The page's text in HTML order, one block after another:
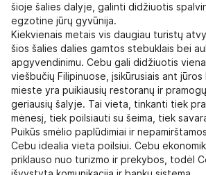
šioje šalies dalyje, galinti didžiuotis
egzotine jūrų gyvūnija.
Kiekvienais metais vis daugiau turistų
šios šalies dalies gamtos stebuklais bei
apgyvendinimu. Cebu gali didžiuotis
viešbučių Filipinuose, įsikūrusiais ant jūros
mieste yra puikiausių restoranų ir
geriausių šalyje. Tai vieta, tinkanti tiek
mėnesį, tiek poilsiauti su šeima, tiek
Puikūs smėlio paplūdimiai ir
Cebu idealia vieta poilsiui. Cebu
priklauso nuo turizmo ir prekybos, todėl